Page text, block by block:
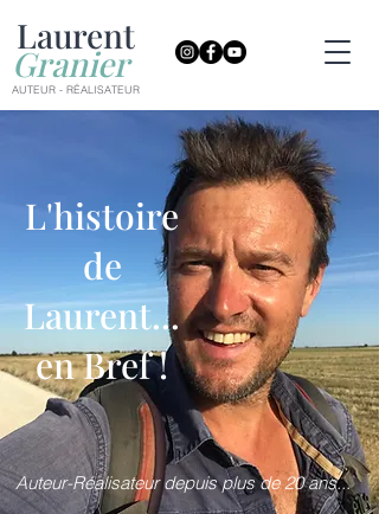
AUTEUR - RÉALISATEUR
Laurent
Granier
L'histoire
de
Laurent...
en Bref !
Auteur-Réalisateur depuis plus de 20 ans...